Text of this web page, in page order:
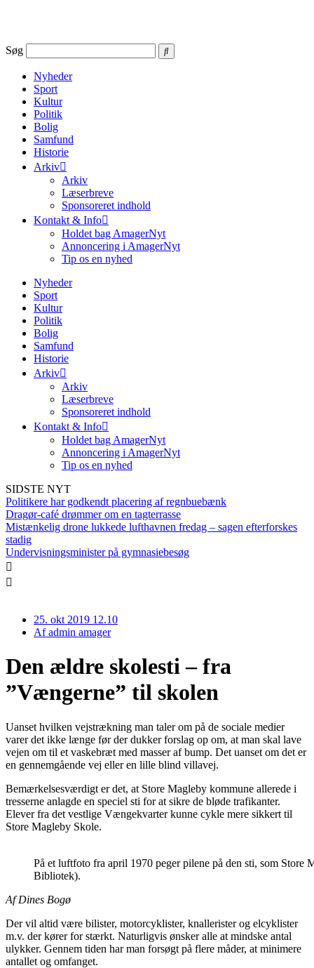
Søg
Nyheder
Sport
Kultur
Politik
Bolig
Samfund
Historie
Arkiv
Arkiv
Læserbreve
Sponsoreret indhold
Kontakt & Info
Holdet bag AmagerNyt
Annoncering i AmagerNyt
Tip os en nyhed
Nyheder
Sport
Kultur
Politik
Bolig
Samfund
Historie
Arkiv
Arkiv
Læserbreve
Sponsoreret indhold
Kontakt & Info
Holdet bag AmagerNyt
Annoncering i AmagerNyt
Tip os en nyhed
SIDSTE NYT
Politikere har godkendt placering af regnbuebænk
Dragør-café drømmer om en tagterrasse
Mistænkelig drone lukkede lufthavnen fredag – sagen efterforskes
stadig
Undervisningsminister på gymnasiebesøg
25. okt 2019 12.10
Afadmin amager
Den ældre skolesti – fra
”Vængerne” til skolen
Uanset hvilken vejstrækning man taler om på de sociale medier
varer det ikke længe før der dukker forslag op om, at man skal lave
vejen om til et vaskebræt med masser af bump. Det uanset om det er
en gennemgående vej eller en lille blind villavej.
Bemærkelsesværdigt er det, at Store Magleby kommune allerede i
tresserne anlagde en speciel sti for at sikre de bløde trafikanter.
Elever fra det vestlige Vængekvarter kunne cykle mere sikkert til
Store Magleby Skole.
På et luftfoto fra april 1970 peger pilene på den sti, som
Bibliotek).
Af Dines Bogø
Der vil altid være bilister, motorcyklister, knallerister og elcyklister
m.v. der kører for stærkt. Naturligvis ønsker alle at mindske antal
ulykker. Gennem tiden har man forsøgt på flere måder, at minimere
antallet og omfanget.